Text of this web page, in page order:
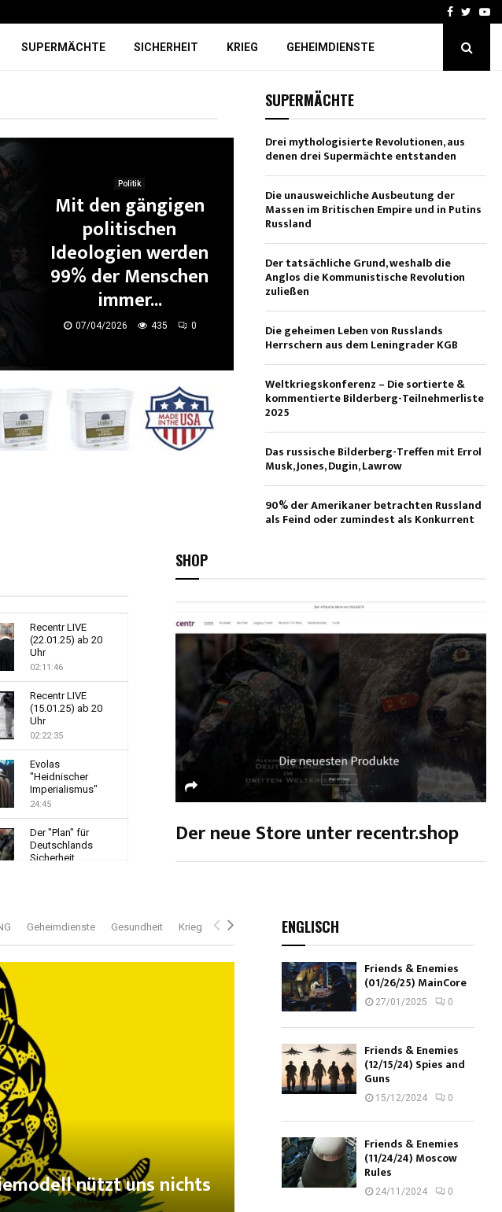
Facebook
SUPERMÄCHTE SICHERHEIT KRIEG GEHEIMDIENSTE
Politik
Mit den gängigen
politischen
Ideologien werden
99% der Menschen
immer...
07/04/2026 435 0
SUPERMÄCHTE
Drei mythologisierte Revolutionen, aus
denen drei Supermächte entstanden
Die unausweichliche Ausbeutung der
Massen im Britischen Empire und in Putins
Russland
Der tatsächliche Grund, weshalb die
Anglos die Kommunistische Revolution
zuließen
Die geheimen Leben von Russlands
Herrschern aus dem Leningrader KGB
Weltkriegskonferenz – Die sortierte &
kommentierte Bilderberg-Teilnehmerliste
2025
Das russische Bilderberg-Treffen mit Errol
Musk, Jones, Dugin, Lawrow
90% der Amerikaner betrachten Russland
als Feind oder zumindest als Konkurrent
Recentr LIVE
(22.01.25) ab 20
Uhr
02:11:46
Recentr LIVE
(15.01.25) ab 20
Uhr
02:22:35
Evolas
"Heidnischer
Imperialismus"
24:45
Der "Plan" für
Deutschlands
Sicherheit
SHOP
Der neue Store unter recentr.shop
Geheimdienste Gesundheit Krieg
nützt uns nichts
ENGLISCH
Friends & Enemies
(01/26/25) MainCore
27/01/2025 0
Friends & Enemies
(12/15/24) Spies and
Guns
15/12/2024 0
Friends & Enemies
(11/24/24) Moscow
Rules
24/11/2024 0